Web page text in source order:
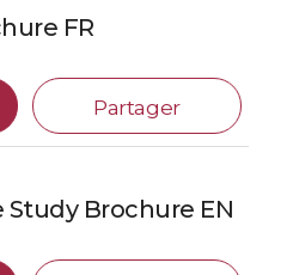
FR
Partager
Study Brochure EN